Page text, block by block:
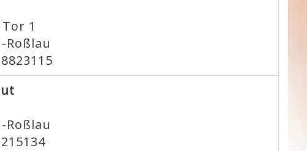
1
Roßlau
Roßlau